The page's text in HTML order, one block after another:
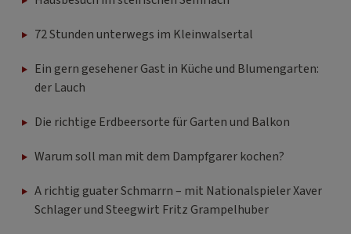
72 Stunden unterwegs im Kleinwalsertal
Ein gern gesehener Gast in Küche und Blumengarten:
der Lauch
Die richtige Erdbeersorte für Garten und Balkon
Warum soll man mit dem Dampfgarer kochen?
A richtig guater Schmarrn – mit Nationalspieler Xaver
Schlager und Steegwirt Fritz Grampelhuber